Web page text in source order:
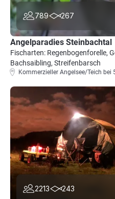
789 267
Angelparadies Steinbachtal
Fischarten: Regenbogenforelle,
Bachsaibling, Streifenbarsch
Kommerzieller Angelsee/Teich bei
2213 243